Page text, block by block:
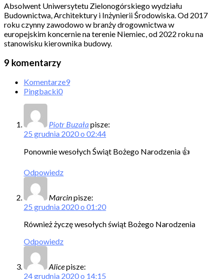
Absolwent Uniwersytetu Zielonogórskiego wydziału
Budownictwa, Architektury i Inżynierii Środowiska. Od 2017
roku czynny zawodowo w branży drogownictwa w
europejskim koncernie na terenie Niemiec, od 2022 roku na
stanowisku kierownika budowy.
9 komentarzy
Komentarze9
Pingbacki0
Piotr Buzałapisze:
25 grudnia 2020 o 02:44
Ponownie wesołych Świąt Bożego Narodzenia 👍
Odpowiedz
Marcinpisze:
25 grudnia 2020 o 01:20
Również życzę wesołych świąt Bożego Narodzenia
Odpowiedz
Alicepisze:
24 grudnia 2020 o 14:15